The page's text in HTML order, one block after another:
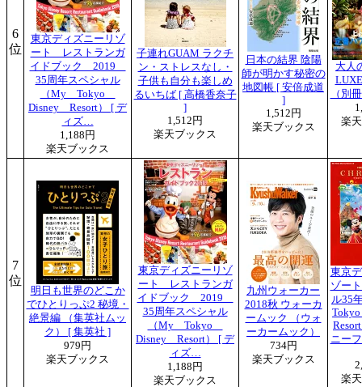
6
位
東京ディズニーリゾ
ート レストランガ
イドブック 2019
35周年スペシャル
（My Tokyo
Disney Resort） [ デ
ィズ…
1,188円
楽天ブックス
子連れGUAM ラクチ
ン・ストレスなし・
子供も自分も楽しめ
るいちば [ 高橋香奈子
]
1,512円
楽天ブックス
日本の結界 陰陽
師が明かす秘密の
地図帳 [ 安倍成道
]
1,512円
楽天ブックス
大
（別
楽
7
位
明日も世界のどこか
でひとりっぷ2 秘境・
絶景編 （集英社ムッ
ク） [ 集英社 ]
979円
楽天ブックス
東京ディズニーリゾ
ート レストランガ
イドブック 2019
35周年スペシャル
（My Tokyo
Disney Resort） [ デ
ィズ…
1,188円
楽天ブックス
九州ウォーカー
2018秋 ウォーカ
ームック （ウォ
ーカームック）
734円
楽天ブックス
東京
ゾー
ル35
ニー
楽